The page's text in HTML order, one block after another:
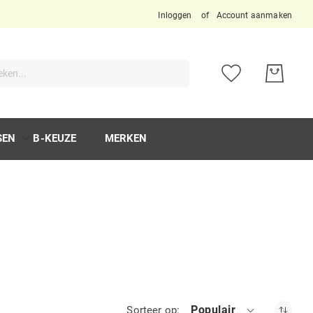
Inloggen Account aanmaken
B-KEUZE MERKEN
Sorteer op Populair